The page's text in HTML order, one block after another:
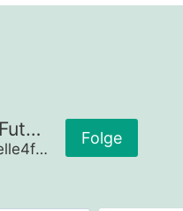
Kölle for Future
@blog@koelle4future.de
Folge